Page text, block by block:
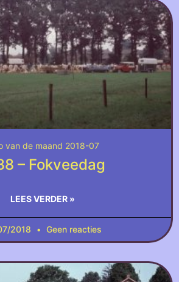
van de maand 2018-07
– Fokveedag
LEES VERDER »
2018 Geen reacties